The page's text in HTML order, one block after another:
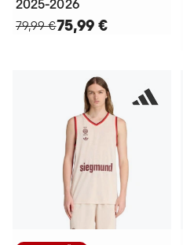
2025-2026
79,99 €75,99 €